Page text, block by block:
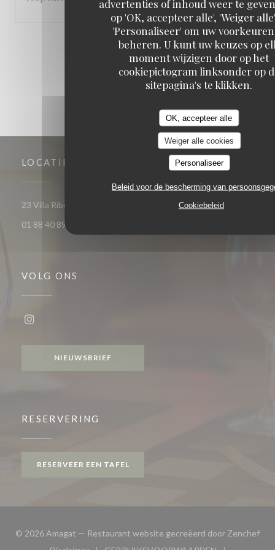
advertenties of inhoud weer te
op 'OK, accepteer alle', 'Weiger
'Personaliseer' om uw
beheren. U kunt uw keuzes op
moment wijzigen door op het
cookiepictogram linksonder op
sitepagina's te klikken.
OK, accepteer alle
Weiger alle cookies
Personaliseer
Beleid voor de bescherming van
Cookiebeleid
2 3
LOCATIE
23 Villa Riberolle 75020 Paris
((opent in een nieuw venster))
01 88 40 89 93
VOLG ONS
NIEUWSBRIEF
RESERVERING
RESERVEER EEN TAFEL
© 2026 Amagat — Restaurant website gecreëerd door Zenchef